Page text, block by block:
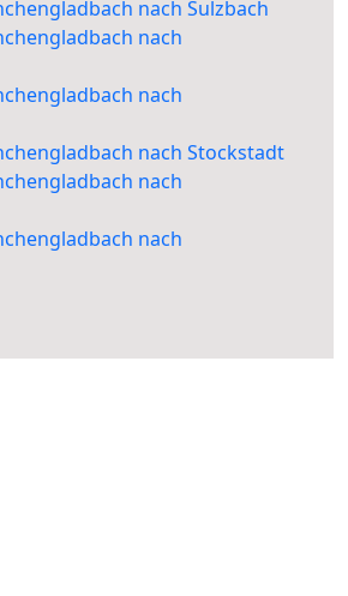
nach Sulzbach
nach
nach
nach Stockstadt
nach
nach